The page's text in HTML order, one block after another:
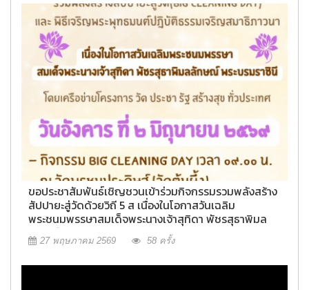
ขอประชาสัมพันธ์เชิญชวนเข้าร่วมกิจกรรมรวมพลังสร้าง
สัปปายะสู่วัดด้วยวิถี 5 ส เนื่องในโอกาสวันเฉลิม
พระชนมพรรษาสมเด็จพระนางเจ้าสุทิดา พัชรสุธาพิมล
ลักษณ์ พระบรมราชินี (3 มิถุนายน 2569)
27 พฤษภาคม 2569 58 ครั้ง